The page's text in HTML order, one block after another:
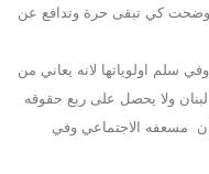
كي تبقى حرة وتدافع عن
سلم اولوياتها لانه يعاني من
ولا يحصل على ربع حقوقه
مسعفه الاجتماعي وفي